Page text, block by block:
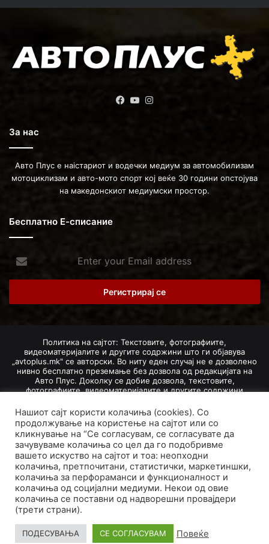
Facebook
YouTube
За нас
Авто Плус е наістариот и водечки медиум за автомобилизам
мотоциклизам и авто-мото спорт кој веќе 30 години опстојува
на македонскиот медиумски простор.
Бесплатно Е-списание
Enter
your
Email
Политика на сајтот: Текстовите, фотографиите,
видеоматеријалите и другите содржини што ги објавува
„avtoplus.mk" се авторски. Во ниту еден случај не е дозволено
нивно бесплатно преземање без дозвола од редакцијата на
Авто Плус. Доколку се добие дозвола, текстовите,
фотографиите, видеоматеријалите и другите содржини
изворот и авторот со вметнување на директна интернет-врска
(линк) до оригиналната содржина на „avtoplus.mk". При
добивање на одобрување од редакцијата за превземање на
текст, може да се превземе само дел од новинарско дело
насловот, придружната фотографија (односно насловната
фотографија) и воведниот дел на текстот, познат како „лид".
Преземање содржини од „avtoplus.mk" надвор од овие услови
не е дозволено и подложи на санкционирање согласно
Законот за авторски и сродни права.
Developed by PROCESS IN. Hosted byGoHost.
Политика за приватност
Политика на колачиња
Нашиот сајт користи колачиња (cookies). Со
продолжување на користење на сајтот или со
кликнување на “Се согласувам, се согласувате да
зачувуваме колачиња со цел да го подобривме
вашето искуство на сајтот и тоа: неопходни
колачиња, претпочитани, статистички, маркетиншки,
колачиња за перфораманси и функционалност и
колачиња од социјални медиуми. Некои од овие
колачиња се поставни од надворешни провајдери
(трети страни).
ПОДЕСУВАЊА СЕ СОГЛАСУВАМ Повеќе